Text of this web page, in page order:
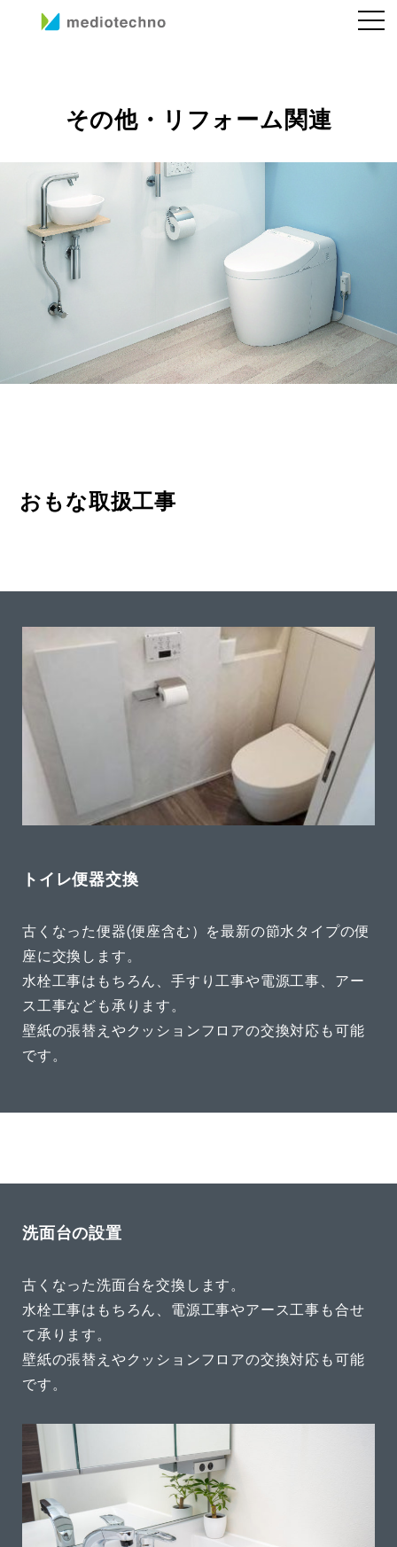
その他・リフォーム関連
おもな取扱工事
トイレ便器交換
古くなった便器(便座含む）を最新の節水タイプの便
座に交換します。
水栓工事はもちろん、手すり工事や電源工事、アー
ス工事なども承ります。
壁紙の張替えやクッションフロアの交換対応も可能
です。
洗面台の設置
古くなった洗面台を交換します。
水栓工事はもちろん、電源工事やアース工事も合せ
て承ります。
壁紙の張替えやクッションフロアの交換対応も可能
です。